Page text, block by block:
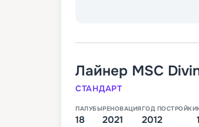
Лайнер MSC
СТАНДАРТ
ПАЛУБЫ
18
РЕНОВАЦИЯ
2021
ГОД ПОСТРОЙКИ
2012